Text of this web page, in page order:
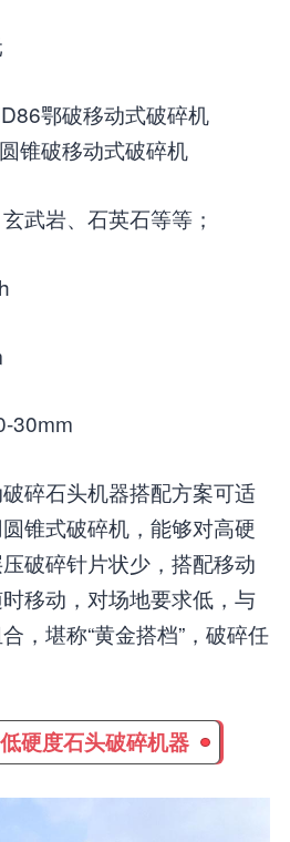
鄂破移动式破碎机
锥破移动式破碎机
武岩、石英石等等；
30mm
碎石头机器搭配方案可适
锥式破碎机，能够对高硬
破碎针片状少，搭配移动
移动，对场地要求低，与
，堪称“黄金搭档”，破碎任
硬度石头破碎机器